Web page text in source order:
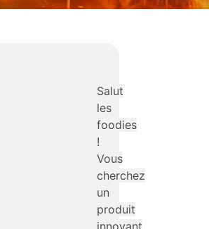
Salut
les
foodies
!
Vous
cherchez
un
produit